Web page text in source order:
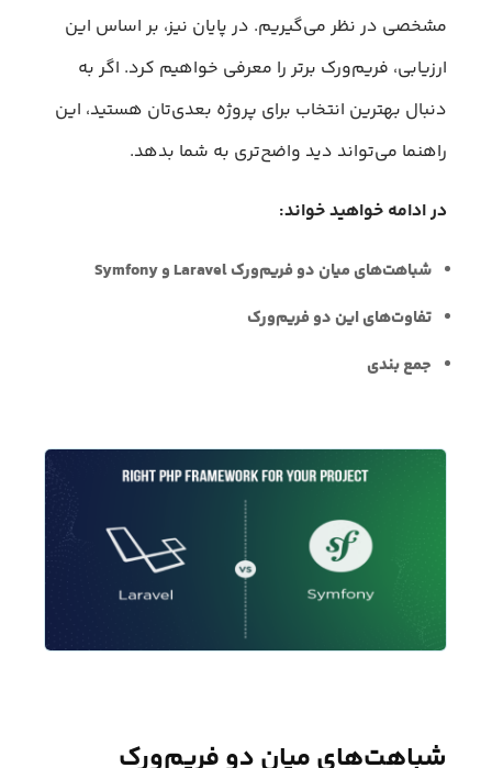
مشخصی در نظر می‌گیریم. در پایان نیز، بر اساس این
ارزیابی، فریم‌ورک برتر را معرفی خواهیم کرد. اگر به
دنبال بهترین انتخاب برای پروژه بعدی‌تان هستید، این
راهنما می‌تواند دید واضح‌تری به شما بدهد.
در ادامه خواهید خواند:
شباهت‌های میان دو فریم‌ورک Laravel و Symfony
تفاوت‌های این دو فریم‌ورک
جمع بندی
شباهت‌های میان دو فریم‌ورک